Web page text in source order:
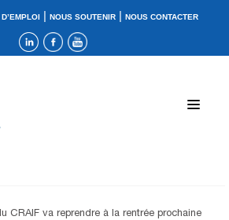
| NOUS SOUTENIR| NOUS CONTACTER
CRAIF va reprendre à la rentrée prochaine